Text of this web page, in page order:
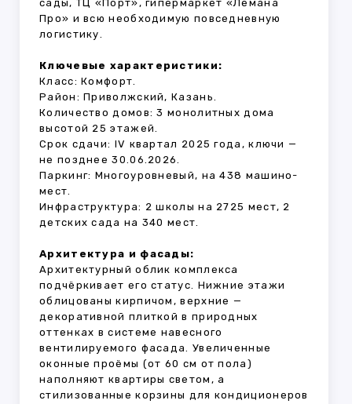
сады, ТЦ «Порт», гипермаркет «Лемана
Про» и всю необходимую повседневную
логистику.
Ключевые характеристики:
Класс: Комфорт.
Район: Приволжский, Казань.
Количество домов: 3 монолитных дома
высотой 25 этажей.
Срок сдачи: IV квартал 2025 года, ключи —
не позднее 30.06.2026.
Паркинг: Многоуровневый, на 438 машино-
мест.
Инфраструктура: 2 школы на 2725 мест, 2
детских сада на 340 мест.
Архитектура и фасады:
Архитектурный облик комплекса
подчёркивает его статус. Нижние этажи
облицованы кирпичом, верхние —
декоративной плиткой в природных
оттенках в системе навесного
вентилируемого фасада. Увеличенные
оконные проёмы (от 60 см от пола)
наполняют квартиры светом, а
стилизованные корзины для кондиционеров